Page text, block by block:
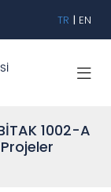
TR | EN
1002-A